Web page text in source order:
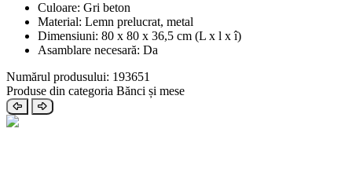
Culoare: Gri beton
Material: Lemn prelucrat, metal
Dimensiuni: 80 x 80 x 36,5 cm (L x l x î)
Asamblare necesară: Da
Numărul produsului: 193651
Produse din categoria Bănci și mese